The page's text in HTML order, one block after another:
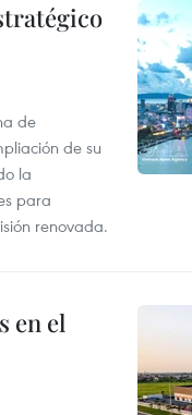
de
de su
la
para
renovada.
en el